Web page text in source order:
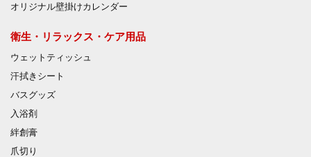
オリジナル壁掛けカレンダー
衛生・リラックス・ケア用品
ウェットティッシュ
汗拭きシート
バスグッズ
入浴剤
絆創膏
爪切り